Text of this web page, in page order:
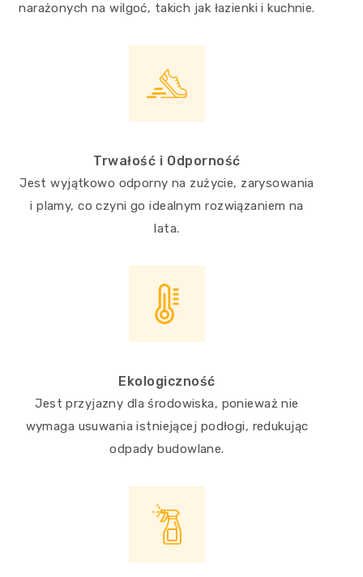
narażonych na wilgoć, takich jak łazienki i kuchnie.
Trwałość i Odporność
Jest wyjątkowo odporny na zużycie, zarysowania
i plamy, co czyni go idealnym rozwiązaniem na
lata.
Ekologiczność
Jest przyjazny dla środowiska, ponieważ nie
wymaga usuwania istniejącej podłogi, redukując
odpady budowlane.